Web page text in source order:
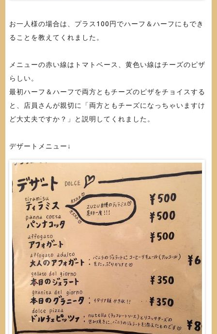
お一人様の場合は、プラス100円でハーフ＆ハーフにもでき
ることを教えてくれました。
メニューの赤い線はトマトベース、黄色い線はチーズのピザ
らしい。
最初ハーフ＆ハーフで両方ともチーズのピザをチョイスする
と、店員さんが親切に「両方ともチーズになっちゃいますけ
ど大丈夫ですか？」と説明してくれました。
デザートメニュー↓